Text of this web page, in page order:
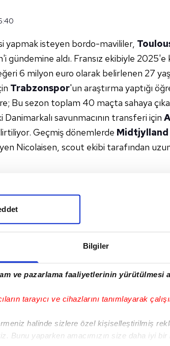
Bilgiler
ve pazarlama faaliyetlerinin yürütülmesi
tarayıcı ve cihazlarını tanımlayarak
halinde sizlere özel kişiselleştirilmiş
Bunu yaparken amacımızın size daha iyi
yapmak isteyen bordo-mavililer,
gündemine aldı. Fransız ekibiyle 2025'e
6 milyon euro olarak belirlenen 27
Trabzonspor'un araştırma yaptığı
Bu sezon toplam 40 maçta sahaya
Danimarkalı savunmacının transferi için
Geçmiş dönemlerde Midtjylland
Nicolaisen, scout ekibi tarafından
Ne
Süper